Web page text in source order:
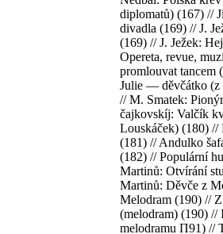
diplomatů) (167) //
divadla (169) // J.
(169) // J. Ježek:
Opereta, revue,
promlouvat tancem
Julie — děvčátko (z
// M. Smatek:
čajkovskíj: Valčík
Louskáček) (180)
(181) // Andulko
(182) // Populární
Martinů: Otvírání
Martinů: Děvče z
Melodram (190) //
(melodram) (190) //
melodramu П91) //